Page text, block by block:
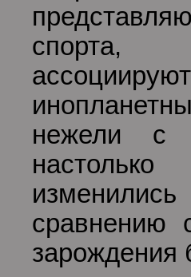
спорта,
нежели с
сравнению
зарождения